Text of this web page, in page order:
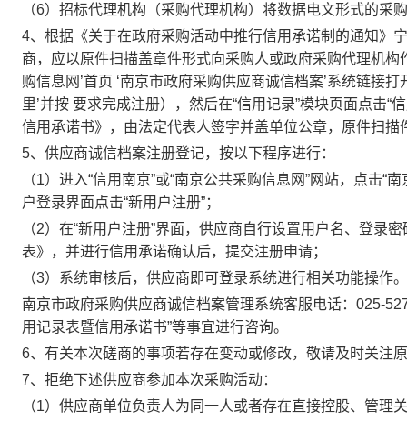
（6）招标代理机构（采购代理机构）将数据电文形式的采
4、根据《关于在政府采购活动中推行信用承诺制的通知》
商，应以原件扫描盖章件形式向采购人或政府采购代理机
购信息网’首页 ‘南京市政府采购供应商诚信档案’系统链接
里’并按 要求完成注册），然后在“信用记录”模块页面点击
信用承诺书》，由法定代表人签字并盖单位公章，原件扫
5、供应商诚信档案注册登记，按以下程序进行：
（1）进入“信用南京”或“南京公共采购信息网”网站，点击“
户登录界面点击“新用户注册”；
（2）在“新用户注册”界面，供应商自行设置用户名、登录
表》，并进行信用承诺确认后，提交注册申请；
（3）系统审核后，供应商即可登录系统进行相关功能操作。
南京市政府采购供应商诚信档案管理系统客服电话： 025-
用记录表暨信用承诺书”等事宜进行咨询。
6、有关本次磋商的事项若存在变动或修改，敬请及时关注
7、拒绝下述供应商参加本次采购活动：
（1）供应商单位负责人为同一人或者存在直接控股、管理